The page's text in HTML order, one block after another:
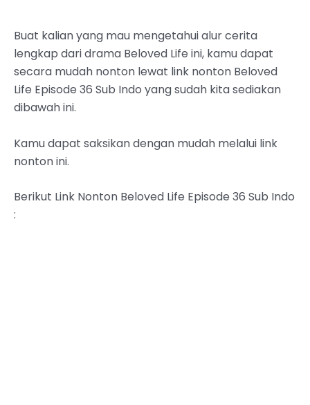
Buat kalian yang mau mengetahui alur cerita
lengkap dari drama Beloved Life ini, kamu dapat
secara mudah nonton lewat link nonton Beloved
Life Episode 36 Sub Indo yang sudah kita sediakan
dibawah ini.
Kamu dapat saksikan dengan mudah melalui link
nonton ini.
Berikut Link Nonton Beloved Life Episode 36 Sub Indo
: